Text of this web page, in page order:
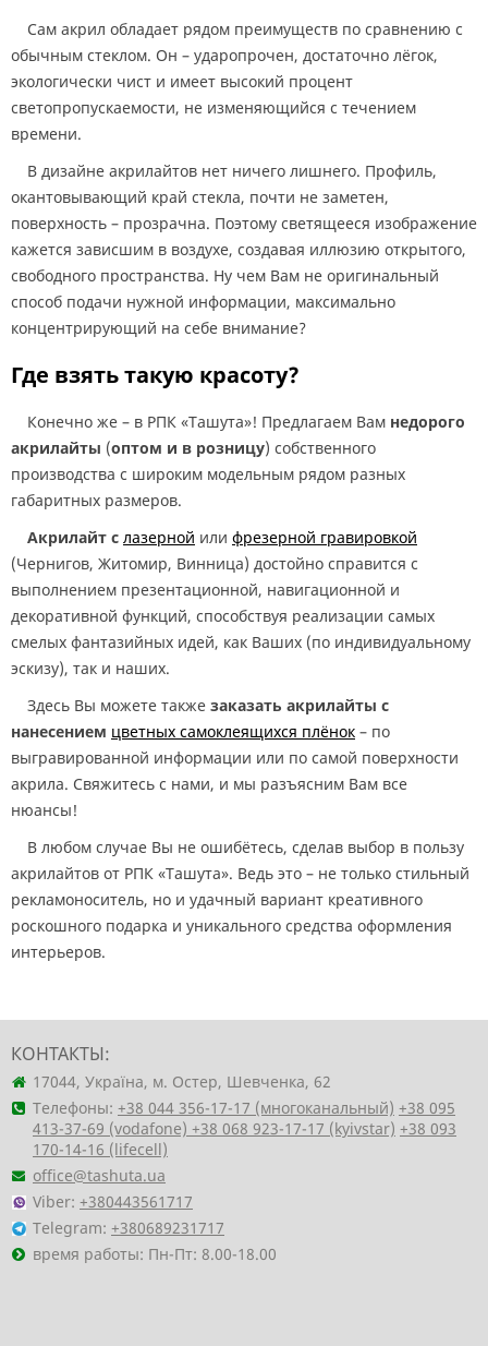
Сам акрил обладает рядом преимуществ по сравнению с
обычным стеклом. Он – ударопрочен, достаточно лёгок,
экологически чист и имеет высокий процент
светопропускаемости, не изменяющийся с течением
времени.
В дизайне акрилайтов нет ничего лишнего. Профиль,
окантовывающий край стекла, почти не заметен,
поверхность – прозрачна. Поэтому светящееся изображение
кажется зависшим в воздухе, создавая иллюзию открытого,
свободного пространства. Ну чем Вам не оригинальный
способ подачи нужной информации, максимально
концентрирующий на себе внимание?
Где взять такую красоту?
Конечно же – в РПК «Ташута»! Предлагаем Вам недорого
акрилайты (оптом и в розницу) собственного
производства с широким модельным рядом разных
габаритных размеров.
Акрилайт с лазерной или фрезерной гравировкой
(Чернигов, Житомир, Винница) достойно справится с
выполнением презентационной, навигационной и
декоративной функций, способствуя реализации самых
смелых фантазийных идей, как Ваших (по индивидуальному
эскизу), так и наших.
Здесь Вы можете также заказать акрилайты с
нанесением цветных самоклеящихся плёнок – по
выгравированной информации или по самой поверхности
акрила. Свяжитесь с нами, и мы разъясним Вам все
нюансы!
В любом случае Вы не ошибётесь, сделав выбор в пользу
акрилайтов от РПК «Ташута». Ведь это – не только стильный
рекламоноситель, но и удачный вариант креативного
роскошного подарка и уникального средства оформления
интерьеров.
КОНТАКТЫ:
17044, Україна, м. Остер, Шевченка, 62
Телефоны: +38 044 356-17-17 (многоканальный) +38 095
413-37-69 (vodafone) +38 068 923-17-17 (kyivstar) +38 093
170-14-16 (lifecell)
office@tashuta.ua
Viber: +380443561717
Telegram: +380689231717
время работы: Пн-Пт: 8.00-18.00